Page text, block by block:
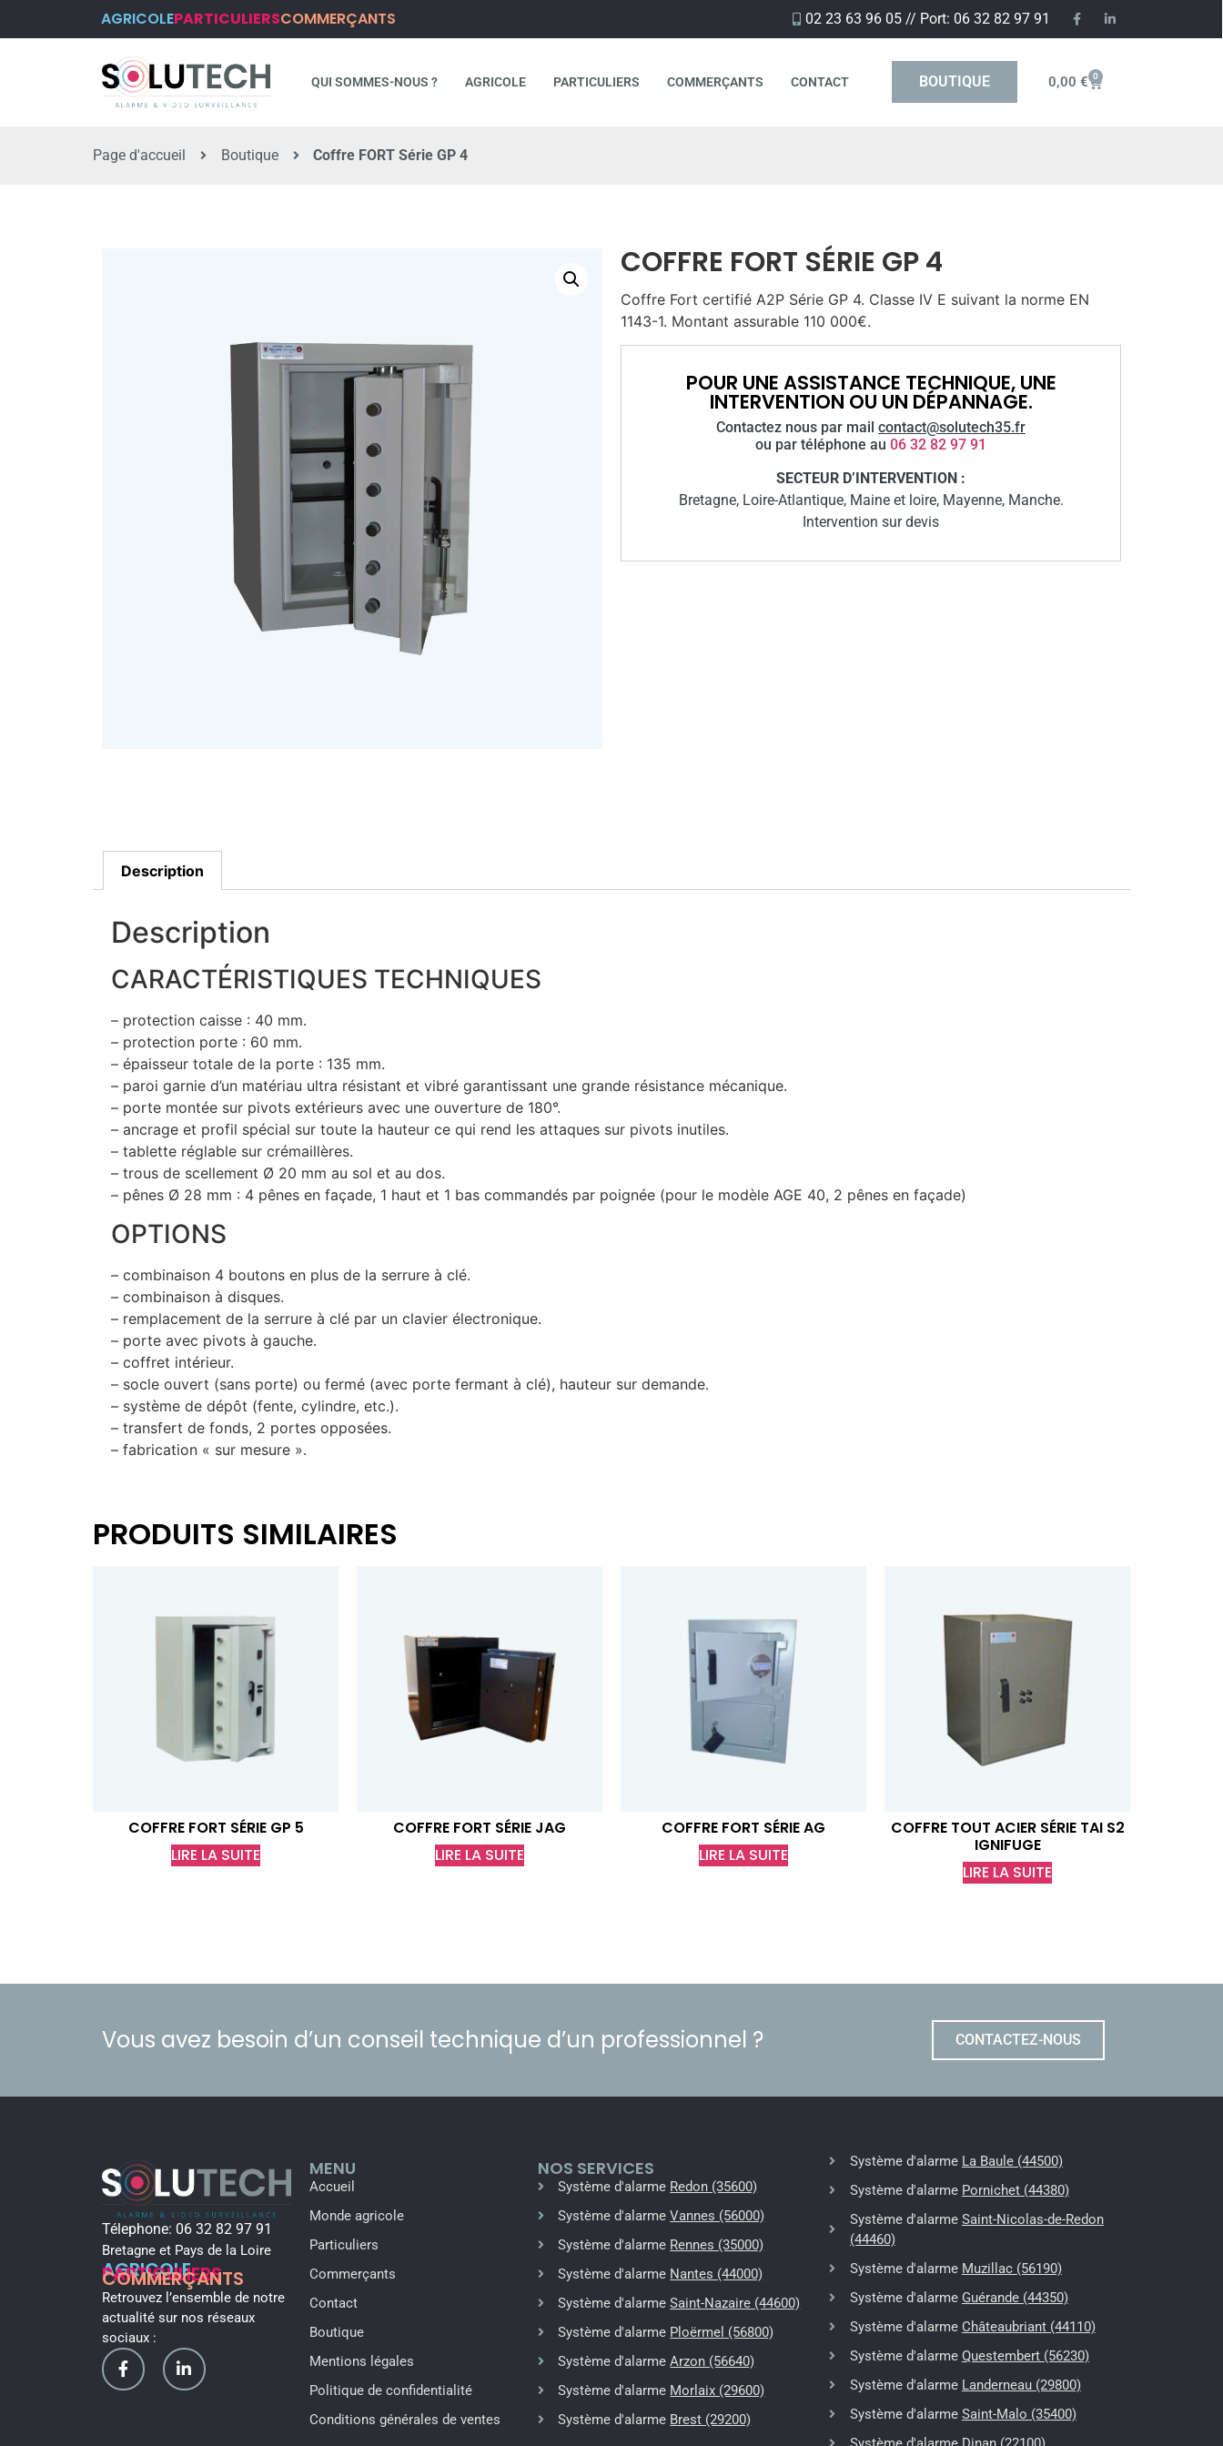
AGRICOLEPARTICULIERSCOMMERÇANTS 02 23 63 96 05 // Port: 06 32 82 97 91
QUI SOMMES-NOUS ? AGRICOLE PARTICULIERS COMMERÇANTS CONTACT BOUTIQUE 0,00 € 0
Page d'accueil Boutique Coffre FORT Série GP 4
COFFRE FORT SÉRIE GP 4
Coffre Fort certifié A2P Série GP 4. Classe IV E suivant la norme EN
1143-1. Montant assurable 110 000€.
POUR UNE ASSISTANCE TECHNIQUE, UNE
INTERVENTION OU UN DÉPANNAGE.
Contactez nous par mail contact@solutech35.fr
ou par téléphone au 06 32 82 97 91
SECTEUR D’INTERVENTION :
Bretagne, Loire-Atlantique, Maine et loire, Mayenne, Manche.
Intervention sur devis
Description
Description
CARACTÉRISTIQUES TECHNIQUES
– protection caisse : 40 mm.
– protection porte : 60 mm.
– épaisseur totale de la porte : 135 mm.
– paroi garnie d’un matériau ultra résistant et vibré garantissant une grande résistance mécanique.
– porte montée sur pivots extérieurs avec une ouverture de 180°.
– ancrage et profil spécial sur toute la hauteur ce qui rend les attaques sur pivots inutiles.
– tablette réglable sur crémaillères.
– trous de scellement Ø 20 mm au sol et au dos.
– pênes Ø 28 mm : 4 pênes en façade, 1 haut et 1 bas commandés par poignée (pour le modèle AGE 40, 2 pênes en façade)
OPTIONS
– combinaison 4 boutons en plus de la serrure à clé.
– combinaison à disques.
– remplacement de la serrure à clé par un clavier électronique.
– porte avec pivots à gauche.
– coffret intérieur.
– socle ouvert (sans porte) ou fermé (avec porte fermant à clé), hauteur sur demande.
– système de dépôt (fente, cylindre, etc.).
– transfert de fonds, 2 portes opposées.
– fabrication « sur mesure ».
PRODUITS SIMILAIRES
COFFRE FORT SÉRIE GP 5
LIRE LA SUITE
COFFRE FORT SÉRIE JAG
LIRE LA SUITE
COFFRE FORT SÉRIE AG
LIRE LA SUITE
COFFRE TOUT ACIER SÉRIE TAI S2
IGNIFUGE
LIRE LA SUITE
Vous avez besoin d’un conseil technique d’un professionnel ? CONTACTEZ-NOUS
Télephone: 06 32 82 97 91
Bretagne et Pays de la Loire
AGRICOLE
PARTICULIERS
COMMERÇANTS
Retrouvez l’ensemble de notre
actualité sur nos réseaux
sociaux :
MENU
Accueil
Monde agricole
Particuliers
Commerçants
Contact
Boutique
Mentions légales
Politique de confidentialité
Conditions générales de ventes
NOS SERVICES
Système d'alarme Redon (35600)
Système d'alarmeVannes (56000)
Système d'alarme Rennes (35000)
Système d'alarme Nantes (44000)
Système d'alarmeSaint-Nazaire (44600)
Système d'alarme Ploërmel (56800)
Système d'alarmeArzon (56640)
Système d'alarme Morlaix (29600)
Système d'alarme Brest (29200)
Système d'alarme La Baule (44500)
Système d'alarme Pornichet (44380)
Système d'alarme Saint-Nicolas-de-Redon
(44460)
Système d'alarme Muzillac (56190)
Système d'alarme Guérande (44350)
Système d'alarme Châteaubriant (44110)
Système d'alarme Questembert (56230)
Système d'alarme Landerneau (29800)
Système d'alarme Saint-Malo (35400)